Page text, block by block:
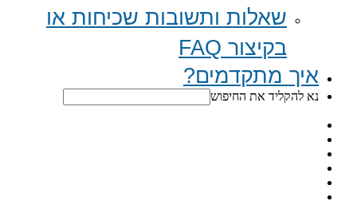
שאלות ותשובות שכיחות או
בקיצור FAQ
איך מתקדמים?
נא להקליד את החיפוש